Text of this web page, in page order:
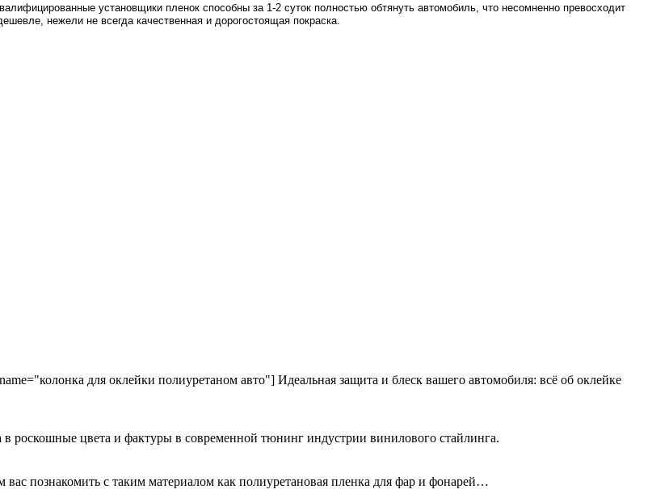
установщики пленок способны за 1-2 суток полностью обтянуть автомобиль, что несомненно превосходит
нежели не всегда качественная и дорогостоящая покраска.
для оклейки полиуретаном авто"] Идеальная защита и блеск вашего автомобиля: всё об оклейке
роскошные цвета и фактуры в современной тюнинг индустрии винилового стайлинга.
познакомить с таким материалом как полиуретановая пленка для фар и фонарей…